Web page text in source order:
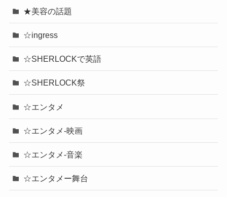
★美容の話題
☆ingress
☆SHERLOCKで英語
☆SHERLOCK祭
☆エンタメ
☆エンタメ-映画
☆エンタメ-音楽
☆エンタメー舞台